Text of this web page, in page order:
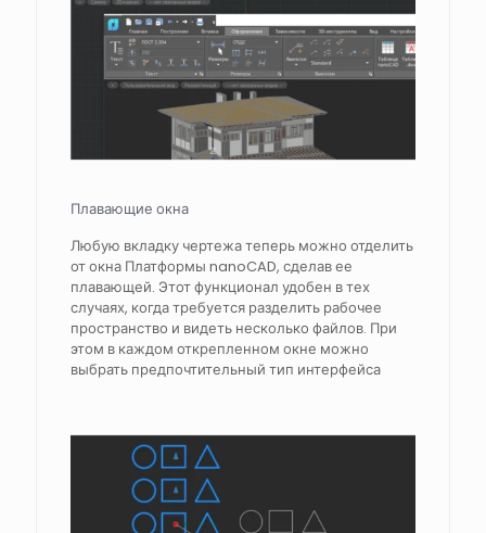
Плавающие окна
Любую вкладку чертежа теперь можно отделить
от окна Платформы nanoCAD, сделав ее
плавающей. Этот функционал удобен в тех
случаях, когда требуется разделить рабочее
пространство и видеть несколько файлов. При
этом в каждом открепленном окне можно
выбрать предпочтительный тип интерфейса